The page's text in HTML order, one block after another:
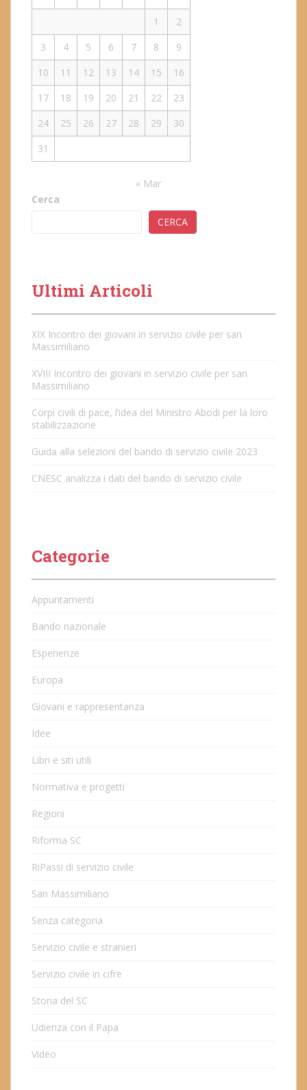
1
2
3
4 5 6 7 8
9
10
11 12 13 14 15
16
17
18 19 20 21 22
23
24
25 26 27 28 29
30
31
« Mar
Cerca
CERCA
Ultimi Articoli
XIX Incontro dei giovani in servizio civile per san
Massimiliano
XVIII Incontro dei giovani in servizio civile per san
Massimiliano
Corpi civili di pace, l’idea del Ministro Abodi per la loro
stabilizzazione
Guida alla selezioni del bando di servizio civile 2023
CNESC analizza i dati del bando di servizio civile
Categorie
Appuntamenti
Bando nazionale
Esperienze
Europa
Giovani e rappresentanza
Idee
Libri e siti utili
Normativa e progetti
Regioni
Riforma SC
RiPassi di servizio civile
San Massimiliano
Senza categoria
Servizio civile e stranieri
Servizio civile in cifre
Storia del SC
Udienza con il Papa
Video